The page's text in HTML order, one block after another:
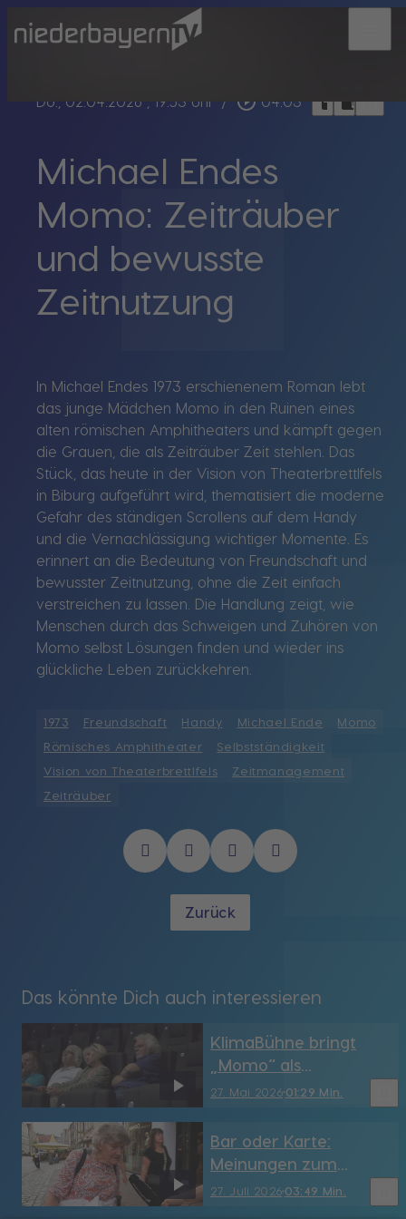
Do., 02.04.2026 , 19:53 Uhr / play_circle_outline 04:03 headphoneschrome_reader_modebookmark_border
Michael Endes
Momo: Zeiträuber
und bewusste
Zeitnutzung
In Michael Endes 1973 erschienenem Roman lebt
das junge Mädchen Momo in den Ruinen eines
alten römischen Amphitheaters und kämpft gegen
die Grauen, die als Zeiträuber Zeit stehlen. Das
Stück, das heute in der Vision von Theaterbrettlfels
in Biburg aufgeführt wird, thematisiert die moderne
Gefahr des ständigen Scrollens auf dem Handy
und die Vernachlässigung wichtiger Momente. Es
erinnert an die Bedeutung von Freundschaft und
bewusster Zeitnutzung, ohne die Zeit einfach
verstreichen zu lassen. Die Handlung zeigt, wie
Menschen durch das Schweigen und Zuhören von
Momo selbst Lösungen finden und wieder ins
glückliche Leben zurückkehren.
1973 Freundschaft Handy Michael Ende
Momo
Römisches Amphitheater
Selbstständigkeit
Vision von Theaterbrettlfels
Zeitmanagement
Zeiträuber
Zurück
Das könnte Dich auch interessieren
27. Mai 202601:29 Min.
KlimaBühne bringt
„Momo“ als
Theaterstück ins
27. Juli 202603:49 Min.
Bar oder Karte:
Meinungen zum
Bargeld und neuen